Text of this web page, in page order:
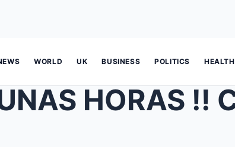
WORLD UK BUSINESS POLITICS HEALTH
HORAS !!